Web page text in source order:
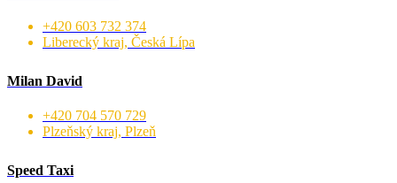
+420 603 732 374
Liberecký kraj, Česká Lípa
Milan David
+420 704 570 729
Plzeňský kraj, Plzeň
Speed Taxi